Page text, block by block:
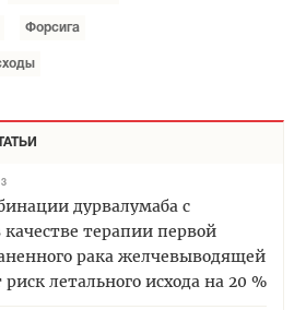
Форсига
дурвалумаба с
терапии первой
рака желчевыводящей
летального исхода на 20 %